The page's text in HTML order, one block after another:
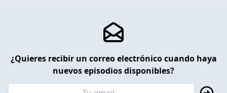
¿Quieres recibir un correo electrónico cuando haya
nuevos episodios disponibles?